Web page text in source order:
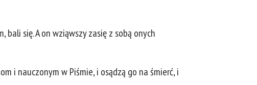
się. A on wziąwszy zasię z sobą onych
i nauczonym w Piśmie, i osądzą go na śmierć, i